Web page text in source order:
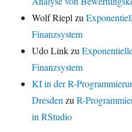
Wolf Riepl zu
Finanzsystem
Udo Linkzu
Finanzsystem
KI in der R-
Dresden zuR-
in RStudio